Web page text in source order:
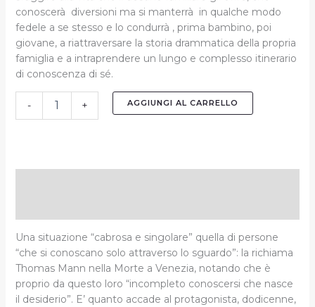
conoscerà diversioni ma si manterrà in qualche modo
fedele a se stesso e lo condurrà , prima bambino, poi
giovane, a riattraversare la storia drammatica della propria
famiglia e a intraprendere un lungo e complesso itinerario
di conoscenza di sé.
- + AGGIUNGI AL CARRELLO
Una situazione “cabrosa e singolare” quella di persone
“che si conoscano solo attraverso lo sguardo”: la richiama
Thomas Mann nella Morte a Venezia, notando che è
proprio da questo loro “incompleto conoscersi che nasce
il desiderio”. E’ quanto accade al protagonista, dodicenne,